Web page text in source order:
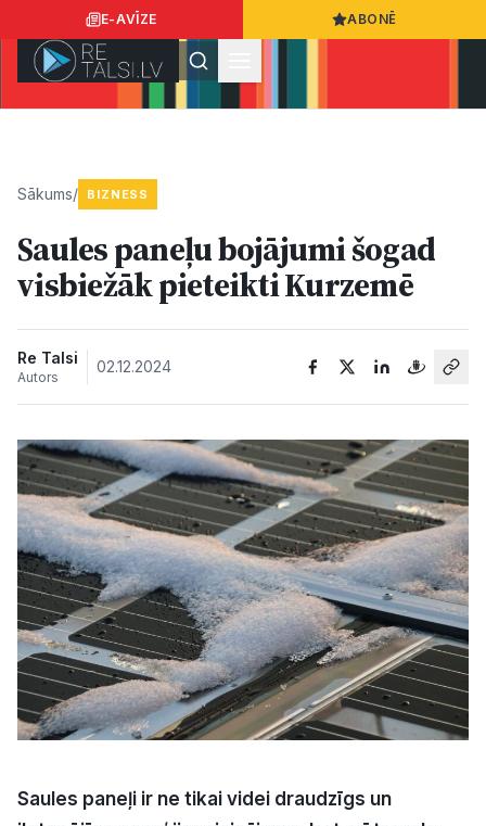
E-AVĪZE ABONĒ
Ziņas
Sports
Kultūra
Bizness
Video
Vieta
Sākums/ BIZNESS
Saules paneļu bojājumi šogad
visbiežāk pieteikti Kurzemē
Re Talsi
Autors
02.12.2024
Saules paneļi ir ne tikai videi draudzīgs un